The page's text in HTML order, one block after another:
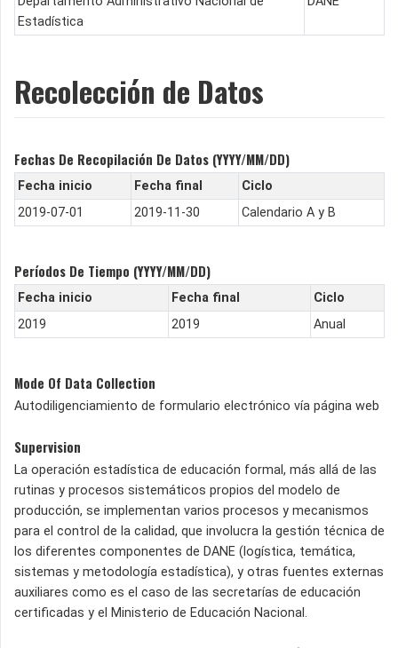
Estadística
Recolección de Datos
Fechas De Recopilación De Datos (YYYY/MM/DD)
Fecha inicio Fecha final
Ciclo
2019-07-01
2019-11-30 Calendario A y B
Períodos De Tiempo (YYYY/MM/DD)
Fecha inicio Fecha final
Ciclo
2019
2019 Anual
Mode Of Data Collection
Autodiligenciamiento de formulario electrónico vía página web
Supervision
La operación estadística de educación formal, más allá de las
rutinas y procesos sistemáticos propios del modelo de
producción, se implementan varios procesos y mecanismos
para el control de la calidad, que involucra la gestión técnica de
los diferentes componentes de DANE (logística, temática,
sistemas y metodología estadística), y otras fuentes externas
auxiliares como es el caso de las secretarías de educación
certificadas y el Ministerio de Educación Nacional.